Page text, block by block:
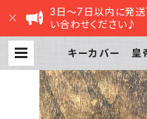
3日～7日以内に発送
い合わせください♪
キーカバー 皇
ブラウン 栃
STORE|